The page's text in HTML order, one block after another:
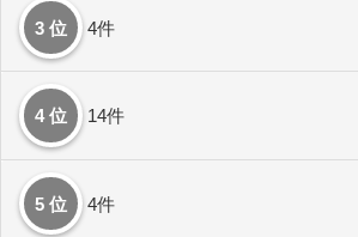
3 位 4件
4 位 14件
5 位 4件